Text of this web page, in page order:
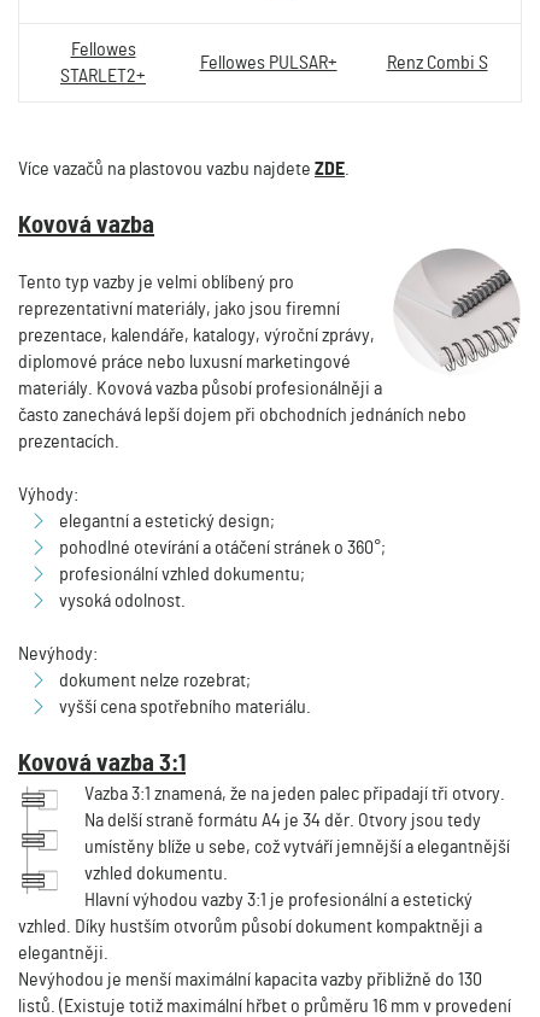
Fellowes
STARLET2+
Fellowes PULSAR+ Renz Combi S
Více vazačů na plastovou vazbu najdete ZDE
Kovová vazba
Tento typ vazby je velmi oblíbený pro
reprezentativní materiály, jako jsou firemní
prezentace, kalendáře, katalogy, výroční zprávy,
diplomové práce nebo luxusní marketingové
materiály. Kovová vazba působí profesionálněji a
často zanechává lepší dojem při obchodních jednáních nebo
prezentacích.
Výhody:
elegantní a estetický design;
pohodlné otevírání a otáčení stránek o 360°;
profesionální vzhled dokumentu;
vysoká odolnost.
Nevýhody:
dokument nelze rozebrat;
vyšší cena spotřebního materiálu.
Kovová vazba 3:1
Vazba 3:1 znamená, že na jeden palec připadají tři otvory.
Na delší straně formátu A4 je 34 děr. Otvory jsou tedy
umístěny blíže u sebe, což vytváří jemnější a elegantnější
vzhled dokumentu.
Hlavní výhodou vazby 3:1 je profesionální a estetický
vzhled. Díky hustším otvorům působí dokument kompaktněji a
elegantněji.
Nevýhodou je menší maximální kapacita vazby přibližně do 130
listů. (Existuje totiž maximální hřbet o průměru 16 mm v provedení